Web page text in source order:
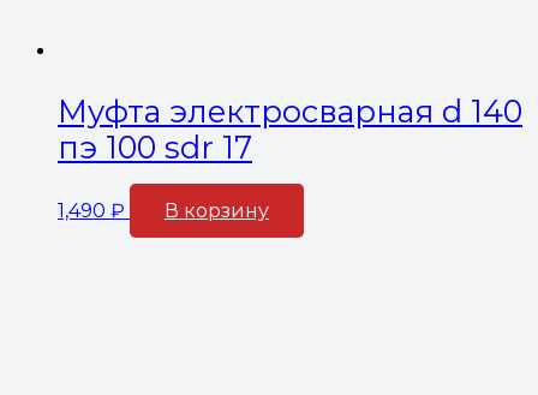
Муфта электросварная d 140
пэ 100 sdr 17
1,490 ₽ В корзину